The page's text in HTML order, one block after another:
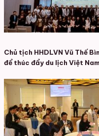
Chủ tịch HHDLVN Vũ Thế
để thúc đẩy du lịch Việt